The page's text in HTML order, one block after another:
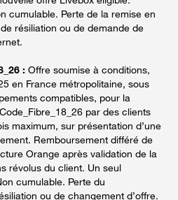
cumulable. Perte de la remise en
résiliation ou de demande de
: Offre soumise à conditions,
en France métropolitaine, sous
compatibles, pour la
par des clients
maximum, sur présentation d’une
Remboursement différé de
Orange après validation de la
révolus du client. Un seul
cumulable. Perte du
ou de changement d’offre.